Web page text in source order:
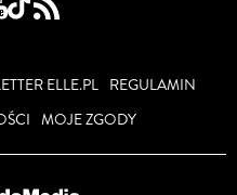
ELLE.PL
REGULAMIN
MOJE ZGODY